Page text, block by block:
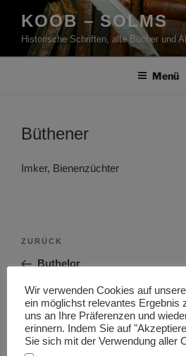
Inhalt
springen
KOOB – SOLMS
Historische Schriften, alte Bücher und
Menü
Büthener
Imker, Bienenzüchter
Beitragsnavigation
Vorheriger
Beitrag
ZURÜCK
Buthelor
Nächster
Beitrag
WEITER
buticularius
Wir verwenden Cookies auf
ein möglichst relevantes Ergebnis
uns an Ihre Präferenzen und
erinnern. Indem Sie auf
Sie sich mit der Verwendung aller